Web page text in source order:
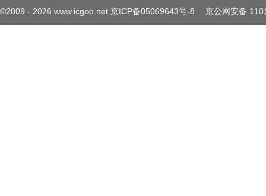
©2009 - 2026 www.icgoo.net 京ICP备05069643号-8 京公网安备